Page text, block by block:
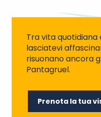
Tra vita
lasciatevi
risuonano ancora
Pantagruel.
Prenota la tua